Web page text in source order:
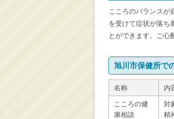
防災・安全
学ぶ・文化・スポーツ
移住情報
住宅・土地・都市計画
市民活動・参加・地域
まちづくり
こころのバランスが
を受けて症状が落ち
とができます。ご心
旭川市保健所で
名称 内
こころの健
康相談
対
精